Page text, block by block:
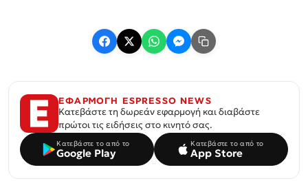
ΕΦΑΡΜΟΓΗ ESPRESSO NEWS
Κατεβάστε τη δωρεάν εφαρμογή και διαβάστε
πρώτοι τις ειδήσεις στο κινητό σας.
Κατεβάστε το από το
Google Play
Κατεβάστε το από το
App Store